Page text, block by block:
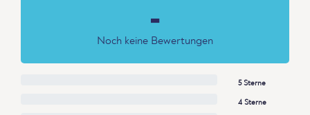
-
Noch keine Bewertungen
5 Sterne
4 Sterne